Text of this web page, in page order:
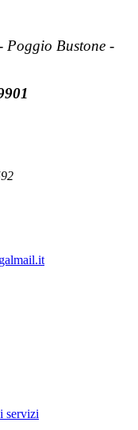
Poggio Bustone -
servizi